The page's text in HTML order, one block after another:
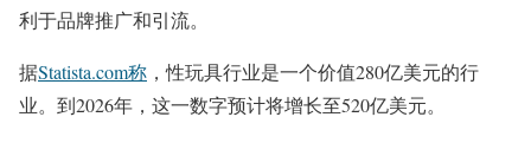
利于品牌推广和引流。
据Statista.com称 ，性玩具行业是一个价值280亿美元的行
业。到2026年，这一数字预计将增长至520亿美元。